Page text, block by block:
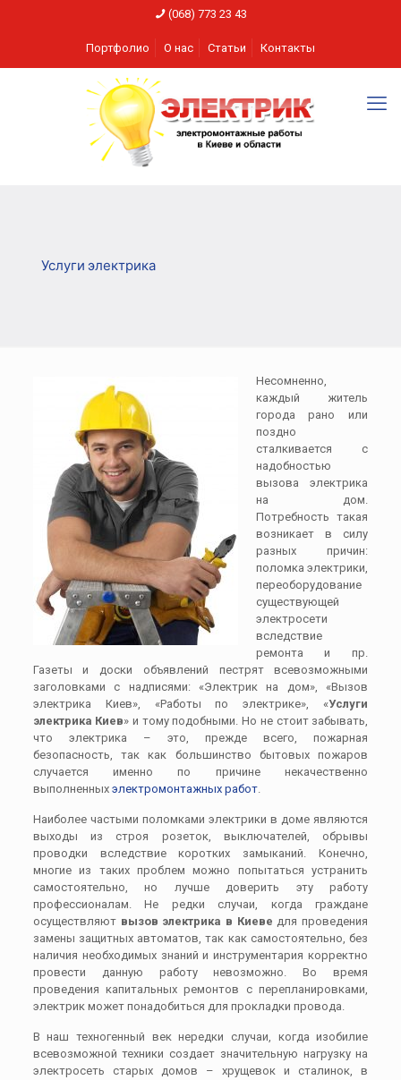
(068) 773 23 43
Портфолио О нас Статьи Контакты
Услуги электрика
Несомненно,
каждый житель
города рано или
поздно
сталкивается с
надобностью
вызова электрика
на дом.
Потребность такая
возникает в силу
разных причин:
поломка электрики,
переоборудование
существующей
электросети
вследствие
ремонта и пр.
Газеты и доски объявлений пестрят всевозможными
заголовками с надписями: «Электрик на дом», «Вызов
электрика Киев», «Работы по электрике», «Услуги
электрика Киев» и тому подобными. Но не стоит забывать,
что электрика – это, прежде всего, пожарная
безопасность, так как большинство бытовых пожаров
случается именно по причине некачественно
выполненных электромонтажных работ.
Наиболее частыми поломками электрики в доме являются
выходы из строя розеток, выключателей, обрывы
проводки вследствие коротких замыканий. Конечно,
многие из таких проблем можно попытаться устранить
самостоятельно, но лучше доверить эту работу
профессионалам. Не редки случаи, когда граждане
осуществляют вызов электрика в Киеве для проведения
замены защитных автоматов, так как самостоятельно, без
наличия необходимых знаний и инструментария корректно
провести данную работу невозможно. Во время
проведения капитальных ремонтов с перепланировками,
электрик может понадобиться для прокладки провода.
В наш техногенный век нередки случаи, когда изобилие
всевозможной техники создает значительную нагрузку на
электросеть старых домов – хрущевок и сталинок, в